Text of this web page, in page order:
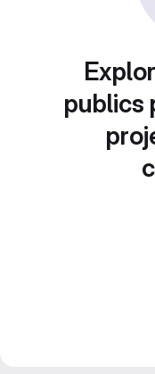
publics